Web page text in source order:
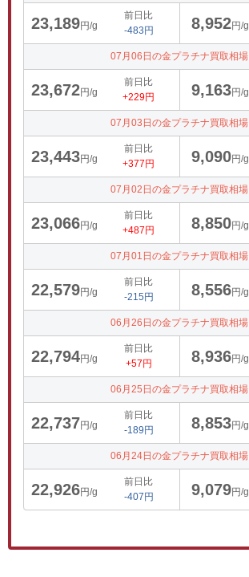
23,189円/g
前日比
-483円
8,952円/g
07月06日の金プラチナ買取相場
23,672円/g
前日比
+229円
9,163円/g
07月03日の金プラチナ買取相場
23,443円/g
前日比
+377円
9,090円/g
07月02日の金プラチナ買取相場
23,066円/g
前日比
+487円
8,850円/g
07月01日の金プラチナ買取相場
22,579円/g
前日比
-215円
8,556円/g
06月26日の金プラチナ買取相場
22,794円/g
前日比
+57円
8,936円/g
06月25日の金プラチナ買取相場
22,737円/g
前日比
-189円
8,853円/g
06月24日の金プラチナ買取相場
22,926円/g
前日比
-407円
9,079円/g